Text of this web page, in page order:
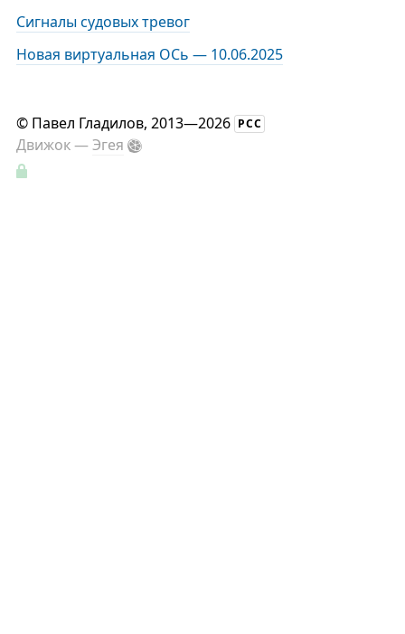
Сигналы судовых тревог
Новая виртуальная ОСь — 10.06.2025
© Павел Гладилов, 2013—2026 РСС
Движок —Эгея